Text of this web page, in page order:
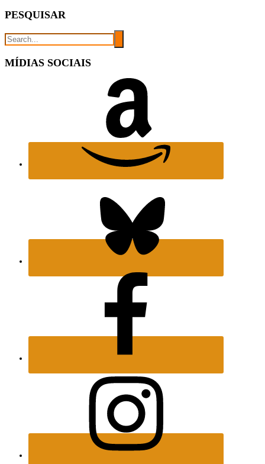
PESQUISAR
MÍDIAS SOCIAIS